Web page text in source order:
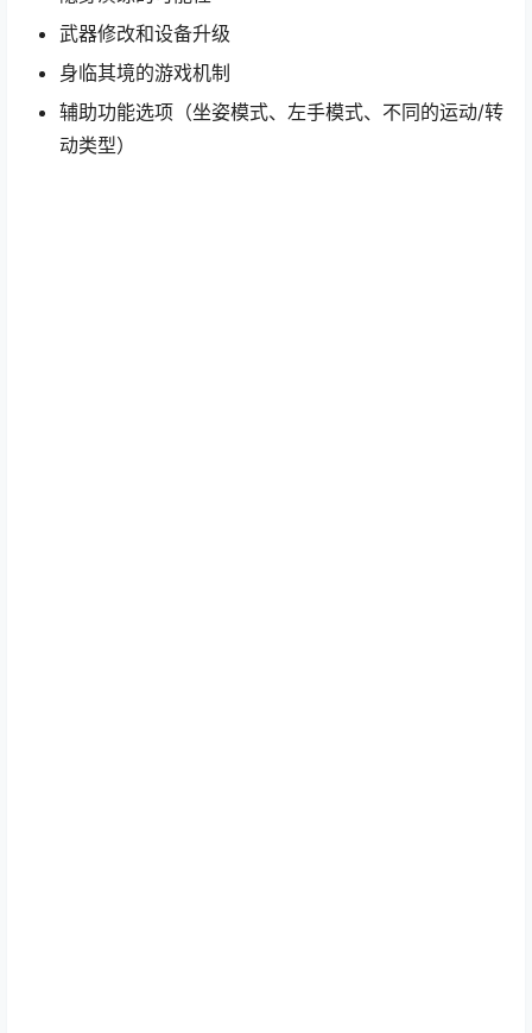
武器修改和设备升级
身临其境的游戏机制
辅助功能选项（坐姿模式、左手模式、不同的运动/转
动类型）